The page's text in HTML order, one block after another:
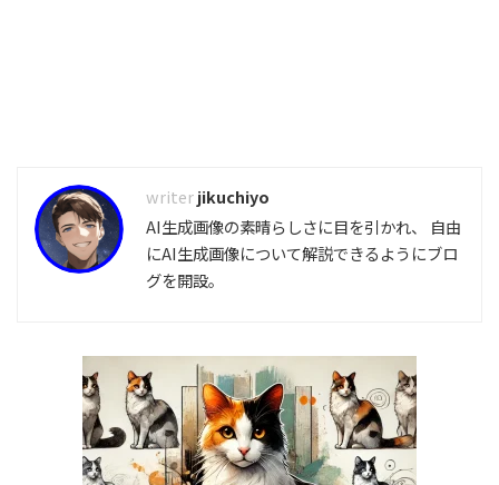
jikuchiyo
AI生成画像の素晴らしさに目を引かれ、 自由
にAI生成画像について解説できるようにブロ
グを開設。